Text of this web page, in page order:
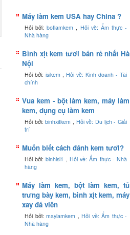
Máy làm kem USA hay China ?
Hỏi bởi:botlamkem
Hỏi về: Ẩm thực -
Nhà hàng
Bình xịt kem tươi bán rẻ nhất Hà
Nội
Hỏi bởi: isikem
Hỏi về: Kinh doanh - Tài
chính
Vua kem - bột làm kem, máy làm
kem, dụng cụ làm kem
Hỏi bởi:binhxitkem
Hỏi về: Du lịch - Giải
trí
Muốn biết cách đánh kem tươi?
Hỏi bởi:binhisi1
Hỏi về: Ẩm thực - Nhà
hàng
Máy làm kem, bột làm kem, tủ
trưng bày kem, bình xịt kem, máy
xay đá viên
Hỏi bởi: maylamkem
Hỏi về: Ẩm thực -
Nhà hàng